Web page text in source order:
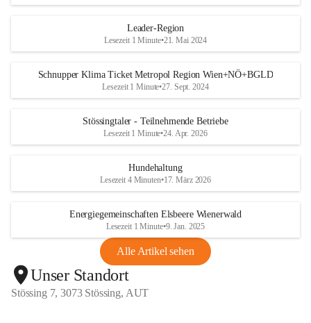
Leader-Region
Lesezeit 1 Minute•21. Mai 2024
Schnupper Klima Ticket Metropol Region Wien+NÖ+BGLD
Lesezeit 1 Minute•27. Sept. 2024
Stössingtaler - Teilnehmende Betriebe
Lesezeit 1 Minute•24. Apr. 2026
Hundehaltung
Lesezeit 4 Minuten•17. März 2026
Energiegemeinschaften Elsbeere Wienerwald
Lesezeit 1 Minute•9. Jan. 2025
Alle Artikel sehen
Unser Standort
Stössing 7, 3073 Stössing, AUT